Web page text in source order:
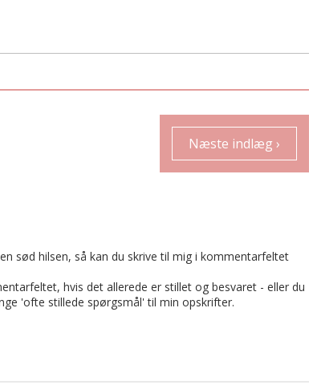
Næste indlæg ›
sød hilsen, så kan du skrive til mig i kommentarfeltet
hvis det allerede er stillet og besvaret - eller du
'ofte stillede spørgsmål' til min opskrifter.